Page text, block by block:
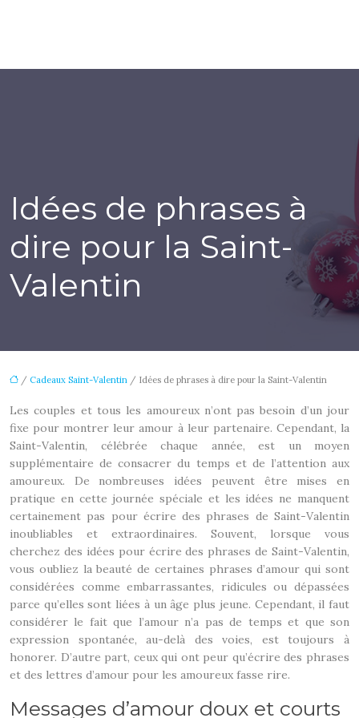
Idées de phrases à
dire pour la Saint-
Valentin
/ Cadeaux Saint-Valentin / Idées de phrases à dire pour la Saint-Valentin
Les couples et tous les amoureux n’ont pas besoin d’un jour
fixe pour montrer leur amour à leur partenaire. Cependant, la
Saint-Valentin, célébrée chaque année, est un moyen
supplémentaire de consacrer du temps et de l’attention aux
amoureux. De nombreuses idées peuvent être mises en
pratique en cette journée spéciale et les idées ne manquent
certainement pas pour écrire des phrases de Saint-Valentin
inoubliables et extraordinaires. Souvent, lorsque vous
cherchez des idées pour écrire des phrases de Saint-Valentin,
vous oubliez la beauté de certaines phrases d’amour qui sont
considérées comme embarrassantes, ridicules ou dépassées
parce qu’elles sont liées à un âge plus jeune. Cependant, il faut
considérer le fait que l’amour n’a pas de temps et que son
expression spontanée, au-delà des voies, est toujours à
honorer. D’autre part, ceux qui ont peur qu’écrire des phrases
et des lettres d’amour pour les amoureux fasse rire.
Messages d’amour doux et courts